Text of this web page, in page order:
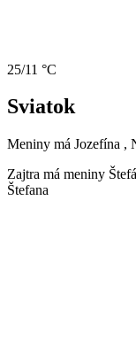
25/11 °C
Sviatok
Meniny má Jozefína ,
Zajtra má meniny
Štefana